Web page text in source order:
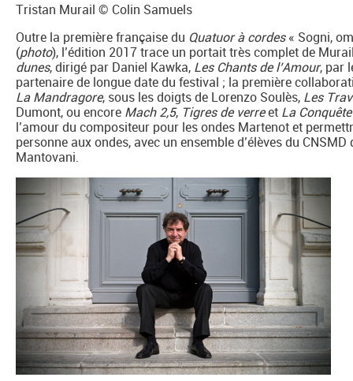
Tristan Murail © Colin Samuels
Outre la première française du Quatuor à cordes« Sogni,
(photo), l’édition 2017 trace un portait très complet de
dunes, dirigé par Daniel Kawka, Les Chants de l’Amour, par
partenaire de longue date du festival ; la première
La Mandragore, sous les doigts de Lorenzo Soulès, Les
Dumont, ou encore Mach 2,5, Tigres de verreet La
l’amour du compositeur pour les ondes Martenot et
personne aux ondes, avec un ensemble d’élèves du
Mantovani.